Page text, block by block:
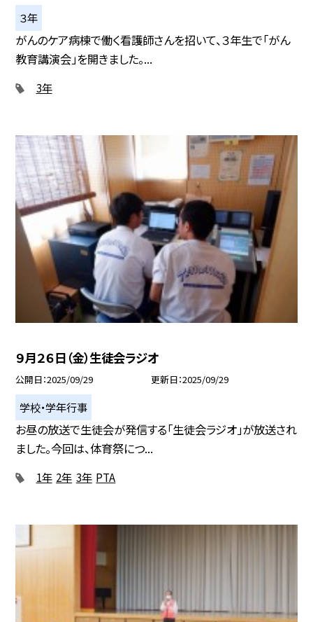
３年
がんのケア病棟で働く看護師さんを招いて、３年生で「がん
教育講演会」を開きました。...
3年
９月２６日（金）生徒会ラジオ
公開日 2025/09/29 更新日 2025/09/29
学校・学年行事
お昼の放送で生徒会が発信する「生徒会ラジオ」が放送され
ました。今回は、体育祭につ...
1年 2年 3年 PTA